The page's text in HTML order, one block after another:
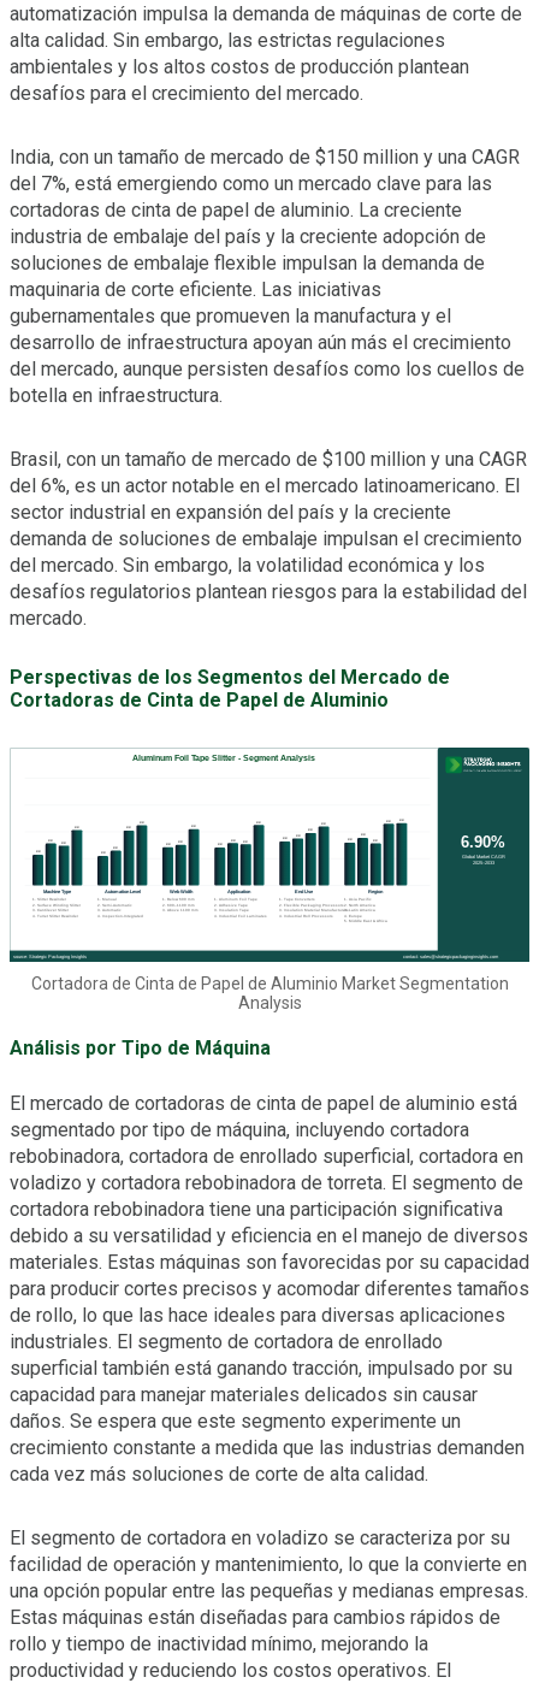
automatización impulsa la demanda de máquinas de corte de
alta calidad. Sin embargo, las estrictas regulaciones
ambientales y los altos costos de producción plantean
desafíos para el crecimiento del mercado.
India, con un tamaño de mercado de $150 million y una CAGR
del 7%, está emergiendo como un mercado clave para las
cortadoras de cinta de papel de aluminio. La creciente
industria de embalaje del país y la creciente adopción de
soluciones de embalaje flexible impulsan la demanda de
maquinaria de corte eficiente. Las iniciativas
gubernamentales que promueven la manufactura y el
desarrollo de infraestructura apoyan aún más el crecimiento
del mercado, aunque persisten desafíos como los cuellos de
botella en infraestructura.
Brasil, con un tamaño de mercado de $100 million y una CAGR
del 6%, es un actor notable en el mercado latinoamericano. El
sector industrial en expansión del país y la creciente
demanda de soluciones de embalaje impulsan el crecimiento
del mercado. Sin embargo, la volatilidad económica y los
desafíos regulatorios plantean riesgos para la estabilidad del
mercado.
Perspectivas de los Segmentos del Mercado de
Cortadoras de Cinta de Papel de Aluminio
Cortadora de Cinta de Papel de Aluminio Market Segmentation
Analysis
Análisis por Tipo de Máquina
El mercado de cortadoras de cinta de papel de aluminio está
segmentado por tipo de máquina, incluyendo cortadora
rebobinadora, cortadora de enrollado superficial, cortadora en
voladizo y cortadora rebobinadora de torreta. El segmento de
cortadora rebobinadora tiene una participación significativa
debido a su versatilidad y eficiencia en el manejo de diversos
materiales. Estas máquinas son favorecidas por su capacidad
para producir cortes precisos y acomodar diferentes tamaños
de rollo, lo que las hace ideales para diversas aplicaciones
industriales. El segmento de cortadora de enrollado
superficial también está ganando tracción, impulsado por su
capacidad para manejar materiales delicados sin causar
daños. Se espera que este segmento experimente un
crecimiento constante a medida que las industrias demanden
cada vez más soluciones de corte de alta calidad.
El segmento de cortadora en voladizo se caracteriza por su
facilidad de operación y mantenimiento, lo que la convierte en
una opción popular entre las pequeñas y medianas empresas.
Estas máquinas están diseñadas para cambios rápidos de
rollo y tiempo de inactividad mínimo, mejorando la
productividad y reduciendo los costos operativos. El